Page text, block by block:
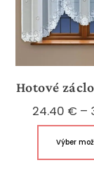
Hotové
24.40 € –
Výber